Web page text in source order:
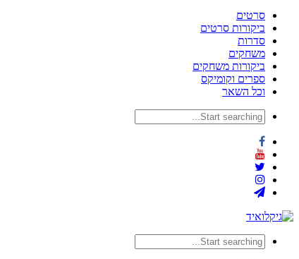
סרטים
ביקורות סרטים
סדרות
משחקים
ביקורות משחקים
ספרים וקומיקס
וכל השאר